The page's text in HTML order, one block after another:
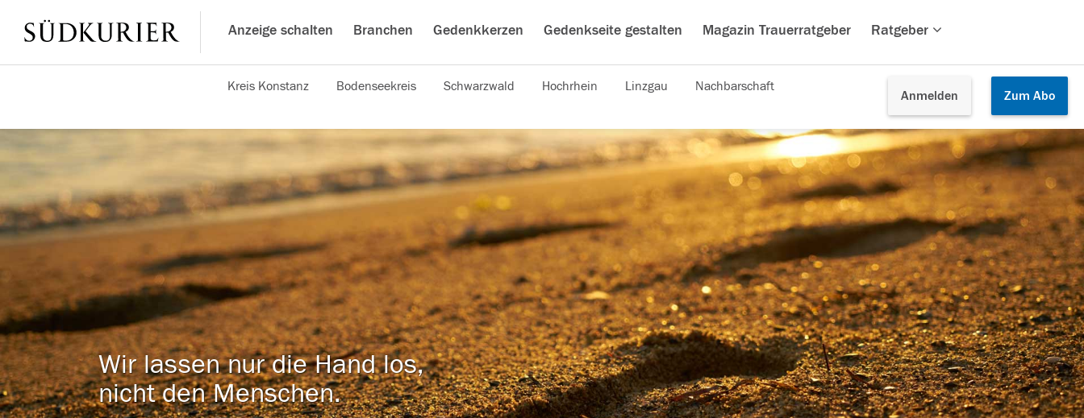
Anzeige schalten Branchen Gedenkkerzen Gedenkseite gestalten Magazin Trauerratgeber Ratgeber
Anmelden Zum Abo
Kreis Konstanz Bodenseekreis Schwarzwald Hochrhein Linzgau Nachbarschaft
Wir lassen nur die Hand los,
nicht den Menschen.